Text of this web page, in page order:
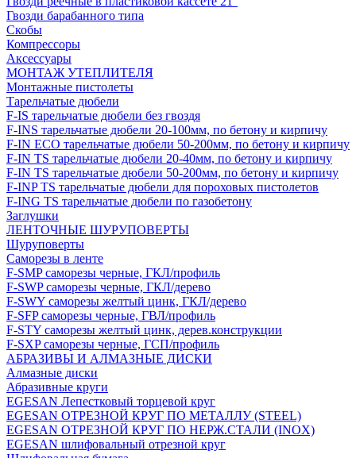
Гвозди барабанного типа
Скобы
Компрессоры
Аксессуары
МОНТАЖ УТЕПЛИТЕЛЯ
Монтажные пистолеты
Тарельчатые дюбели
F-IS тарельчатые дюбели без гвоздя
F-INS тарельчатые дюбели 20-100мм, по бетону и кирпичу
F-IN ECO тарельчатые дюбели 50-200мм, по бетону и кирпичу
F-IN TS тарельчатые дюбели 20-40мм, по бетону и кирпичу
F-IN TS тарельчатые дюбели 50-200мм, по бетону и кирпичу
F-INP TS тарельчатые дюбели для пороховых пистолетов
F-ING TS тарельчатые дюбели по газобетону
Заглушки
ЛЕНТОЧНЫЕ ШУРУПОВЕРТЫ
Шуруповерты
Саморезы в ленте
F-SMP саморезы черные, ГКЛ/профиль
F-SWP саморезы черные, ГКЛ/дерево
F-SWY саморезы желтый цинк, ГКЛ/дерево
F-SFP саморезы черные, ГВЛ/профиль
F-STY саморезы желтый цинк, дерев.конструкции
F-SXP саморезы черные, ГСП/профиль
АБРАЗИВЫ И АЛМАЗНЫЕ ДИСКИ
Алмазные диски
Абразивные круги
EGESAN Лепестковый торцевой круг
EGESAN ОТРЕЗНОЙ КРУГ ПО МЕТАЛЛУ (STEEL)
EGESAN ОТРЕЗНОЙ КРУГ ПО НЕРЖ.СТАЛИ (INOX)
EGESAN шлифовальный отрезной круг